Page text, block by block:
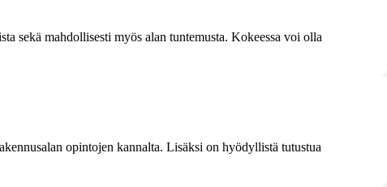
sekä mahdollisesti myös alan tuntemusta. Kokeessa voi olla
opintojen kannalta. Lisäksi on hyödyllistä tutustua